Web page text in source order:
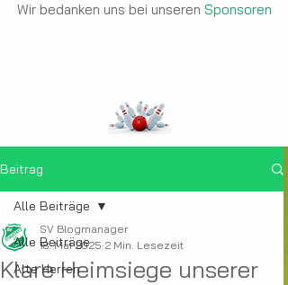
Wir bedanken uns bei unseren Sponsoren
Beitrag
Alle Beiträge
Alte Herren
Alle Beiträge
Klare Heimsiege unserer
SV Blogmanager
18. Mai 2025 2 Min. Lesezeit